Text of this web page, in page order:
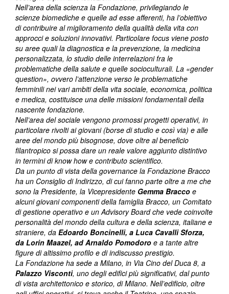
Nell’area della scienza la Fondazione, privilegiando le
scienze biomediche e quelle ad esse afferenti, ha l’obiettivo
di contribuire al miglioramento della qualità della vita con
approcci e soluzioni innovativi. Particolare focus viene posto
su aree quali la diagnostica e la prevenzione, la medicina
personalizzata, lo studio delle interrelazioni fra le
problematiche della salute e quelle socioculturali. La «gender
question», ovvero l’attenzione verso le problematiche
femminili nei vari ambiti della vita sociale, economica, politica
e medica, costituisce una delle missioni fondamentali della
nascente fondazione.
Nell’area del sociale vengono promossi progetti operativi, in
particolare rivolti ai giovani (borse di studio e così via) e alle
aree del mondo più bisognose, dove oltre al beneficio
filantropico si possa dare un reale valore aggiunto distintivo
in termini di know how e contributo scientifico.
Da un punto di vista della governance la Fondazione Bracco
ha un Consiglio di Indirizzo, di cui fanno parte oltre a me che
sono la Presidente, la Vicepresidente Gemma Bracco e
alcuni giovani componenti della famiglia Bracco, un Comitato
di gestione operativo e un Advisory Board che vede coinvolte
personalità del mondo della cultura e della scienza, italiane e
straniere, da Edoardo Boncinelli, a Luca Cavalli Sforza,
da Lorin Maazel, ad Arnaldo Pomodoro e a tante altre
figure di altissimo profilo e di indiscusso prestigio.
La Fondazione ha sede a Milano, in Via Cino del Duca 8, a
Palazzo Visconti, uno degli edifici più significativi, dal punto
di vista architettonico e storico, di Milano. Nell’edificio, oltre